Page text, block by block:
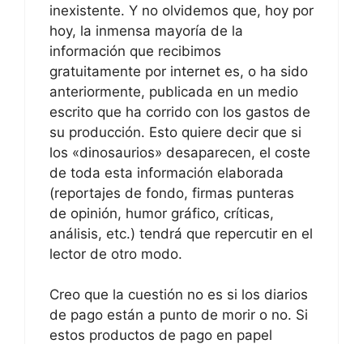
inexistente. Y no olvidemos que, hoy por
hoy, la inmensa mayoría de la
información que recibimos
gratuitamente por internet es, o ha sido
anteriormente, publicada en un medio
escrito que ha corrido con los gastos de
su producción. Esto quiere decir que si
los «dinosaurios» desaparecen, el coste
de toda esta información elaborada
(reportajes de fondo, firmas punteras
de opinión, humor gráfico, críticas,
análisis, etc.) tendrá que repercutir en el
lector de otro modo.
Creo que la cuestión no es si los diarios
de pago están a punto de morir o no. Si
estos productos de pago en papel